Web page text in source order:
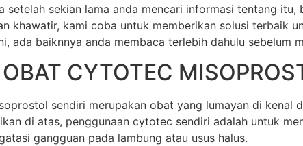
setelah sekian lama anda mencari informasi tentang
khawatir, kami coba untuk memberikan solusi terbaik
ada baiknnya anda membaca terlebih dahulu sebelum
CYTOTEC
sendiri merupakan obat yang lumayan di kenal
di atas, penggunaan cytotec sendiri adalah untuk
gangguan pada lambung atau usus halus.